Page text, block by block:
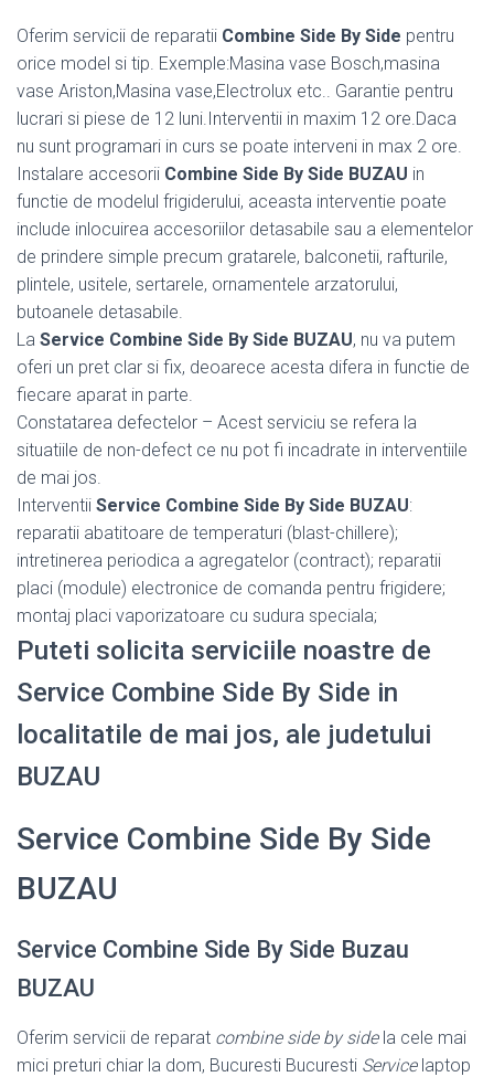
Oferim servicii de reparatii Combine Side By Side pentru
orice model si tip. Exemple:Masina vase Bosch,masina
vase Ariston,Masina vase,Electrolux etc.. Garantie pentru
lucrari si piese de 12 luni.Interventii in maxim 12 ore.Daca
nu sunt programari in curs se poate interveni in max 2 ore.
Instalare accesorii Combine Side By Side BUZAU in
functie de modelul frigiderului, aceasta interventie poate
include inlocuirea accesoriilor detasabile sau a elementelor
de prindere simple precum gratarele, balconetii, rafturile,
plintele, usitele, sertarele, ornamentele arzatorului,
butoanele detasabile.
La Service Combine Side By Side BUZAU, nu va putem
oferi un pret clar si fix, deoarece acesta difera in functie de
fiecare aparat in parte.
Constatarea defectelor – Acest serviciu se refera la
situatiile de non-defect ce nu pot fi incadrate in interventiile
de mai jos.
Interventii Service Combine Side By Side BUZAU:
reparatii abatitoare de temperaturi (blast-chillere);
intretinerea periodica a agregatelor (contract); reparatii
placi (module) electronice de comanda pentru frigidere;
montaj placi vaporizatoare cu sudura speciala;
Puteti solicita serviciile noastre de
Service Combine Side By Side in
localitatile de mai jos, ale judetului
BUZAU
Service Combine Side By Side
BUZAU
Service Combine Side By Side Buzau
BUZAU
Oferim servicii de reparat combine side by sidela cele mai
mici preturi chiar la dom, Bucuresti Bucuresti Servicelaptop